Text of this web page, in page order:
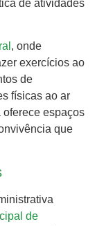
de atividades
, onde
exercícios ao
de
físicas ao ar
oferece espaços
que
de